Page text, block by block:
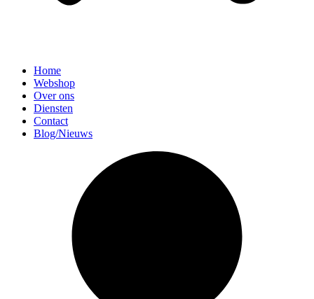
Home
Webshop
Over ons
Diensten
Contact
Blog/Nieuws